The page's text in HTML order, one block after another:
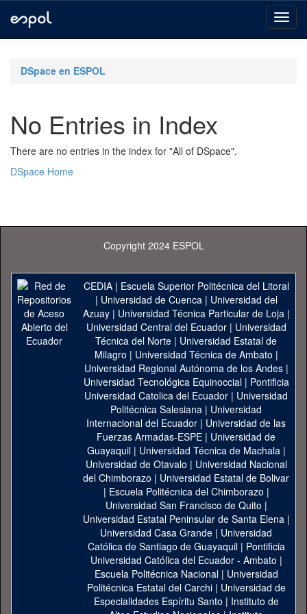
navigationDSpace en ESPOL
No Entries in Index
There are no entries in the index for "All of DSpace".
DSpace Home
Copyright 2024 ESPOL
CEDIA| Escuela Superior Politécnica del Litoral
| Universidad de Cuenca| Universidad del
Azuay| Universidad Técnica Particular de Loja|
Universidad Central del Ecuador| Universidad
Técnica del Norte | Universidad Estatal de
Milagro | Universidad Técnica de Ambato |
Universidad Regional Autónoma de los Andes|
Universidad Tecnológica Equinoccial| Pontificia
Universidad Catolica del Ecuador | Universidad
Politécnica Salesiana | Universidad
Internacional del Ecuador | Universidad de las
Fuerzas Armadas-ESPE | Universidad de
Guayaquil| Universidad Técnica de Machala|
Universidad de Otavalo | Universidad Nacional
del Chimborazo | Universidad Estatal de Bolivar
| Escuela Politécnica del Chimborazo |
Universidad San Francisco de Quito |
Universidad Estatal Peninsular de Santa Elena|
Universidad Casa Grande | Universidad
Católica de Santiago de Guayaquil| Pontificia
Universidad Católica del Ecuador - Ambato |
Escuela Politécnica Nacional| Universidad
Politécnica Estatal del Carchi| Universidad de
Especialidades Espíritu Santo | Instituto de